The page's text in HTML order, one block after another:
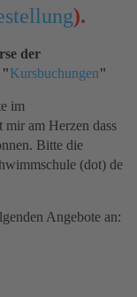
).
der
"Kursbuchungen"
im
am Herzen dass
Bitte die
(dot) de
Angebote an: